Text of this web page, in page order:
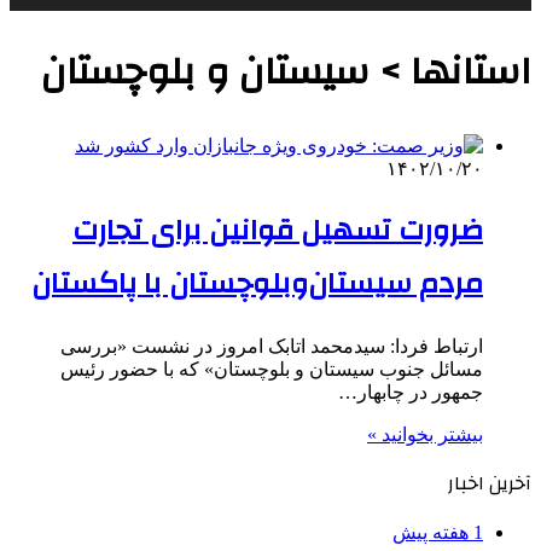
استانها > سیستان و بلوچستان
۱۴۰۲/۱۰/۲۰
ضرورت تسهیل قوانین برای تجارت
مردم سیستان‌وبلوچستان با پاکستان
‌ارتباط فردا: سیدمحمد اتابک امروز در نشست «بررسی
مسائل جنوب سیستان و بلوچستان» که با حضور رئیس
جمهور در چابهار…
بیشتر بخوانید »
آخرین اخبار
1 هفته پیش